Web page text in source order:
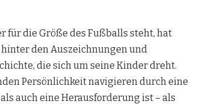
für die Größe des Fußballs steht, hat
den Auszeichnungen und
die sich um seine Kinder dreht.
Persönlichkeit navigieren durch eine
auch eine Herausforderung ist – als